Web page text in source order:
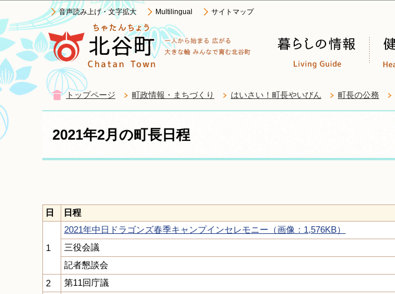
音声読み上げ・文字拡大 Multilingual サイトマップ
トップページ 町政情報・まちづくり はいさい！町長やいびん 町長の公務
2021年2月の町長日程
日 日程
1
2021年中日ドラゴンズ春季キャンプインセレモニー（画像：1,576KB）
三役会議
記者懇談会
2
第11回庁議